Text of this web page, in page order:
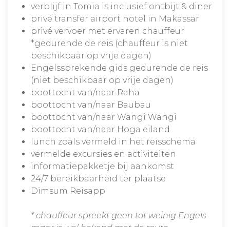
verblijf in Tomia is inclusief ontbijt & diner
privé transfer airport hotel in Makassar
privé vervoer met ervaren chauffeur
*gedurende de reis (chauffeur is niet
beschikbaar op vrije dagen)
Engelssprekende gids gedurende de reis
(niet beschikbaar op vrije dagen)
boottocht van/naar Raha
boottocht van/naar Baubau
boottocht van/naar Wangi Wangi
boottocht van/naar Hoga eiland
lunch zoals vermeld in het reisschema
vermelde excursies en activiteiten
informatiepakketje bij aankomst
24/7 bereikbaarheid ter plaatse
Dimsum Reisapp
* chauffeur spreekt geen tot weinig Engels